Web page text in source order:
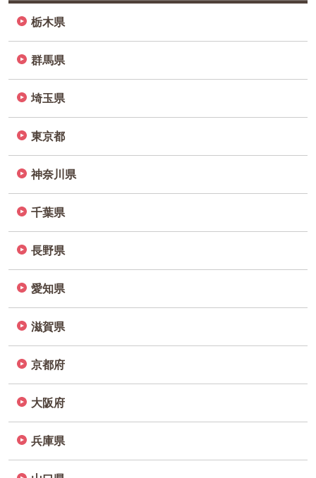
栃木県
群馬県
埼玉県
東京都
神奈川県
千葉県
長野県
愛知県
滋賀県
京都府
大阪府
兵庫県